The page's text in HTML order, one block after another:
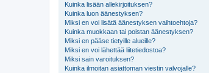
Kuinka lisään allekirjoituksen?
Kuinka luon äänestyksen?
Miksi en voi lisätä äänestyksen vaihtoehtoja?
Kuinka muokkaan tai poistan äänestyksen?
Miksi en pääse tietyille alueille?
Miksi en voi lähettää liitetiedostoa?
Miksi sain varoituksen?
Kuinka ilmoitan asiattoman viestin valvojalle?